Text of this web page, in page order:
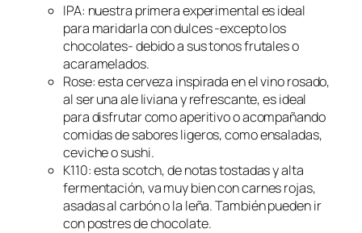
IPA: nuestra primera experimental es ideal
para maridarla con dulces -excepto los
chocolates- debido a sus tonos frutales o
acaramelados.
Rose: esta cerveza inspirada en el vino rosado,
al ser una ale liviana y refrescante, es ideal
para disfrutar como aperitivo o acompañando
comidas de sabores ligeros, como ensaladas,
ceviche o sushi.
K110: esta scotch, de notas tostadas y alta
fermentación, va muy bien con carnes rojas,
asadas al carbón o la leña. También pueden ir
con postres de chocolate.